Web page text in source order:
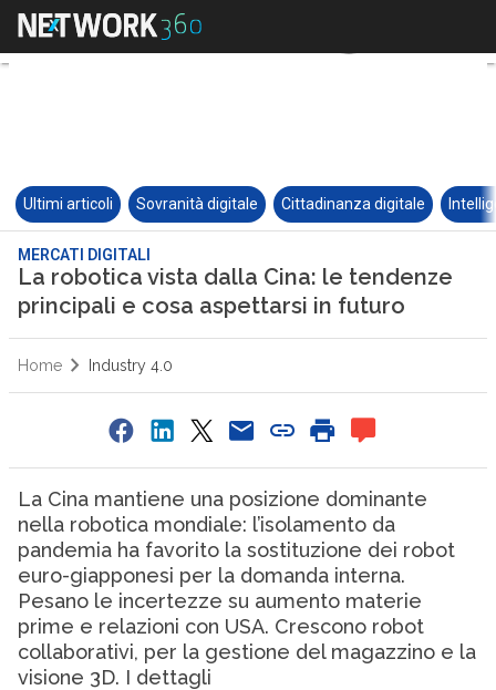
Ultimi articoli Sovranità digitale Cittadinanza digitale
MERCATI DIGITALI
La robotica vista dalla Cina: le tendenze
principali e cosa aspettarsi in futuro
Home Industry 4.0
La Cina mantiene una posizione dominante
nella robotica mondiale: l’isolamento da
pandemia ha favorito la sostituzione dei robot
euro-giapponesi per la domanda interna.
Pesano le incertezze su aumento materie
prime e relazioni con USA. Crescono robot
collaborativi, per la gestione del magazzino e la
visione 3D. I dettagli